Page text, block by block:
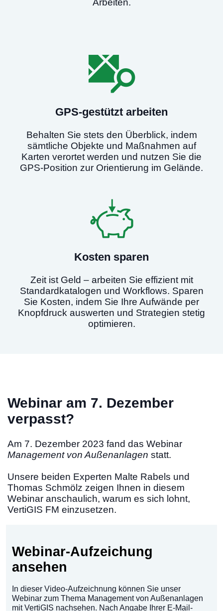
GPS-gestützt arbeiten
Behalten Sie stets den Überblick, indem
sämtliche Objekte und Maßnahmen auf
Karten verortet werden und nutzen Sie die
GPS-Position zur Orientierung im Gelände.
Kosten sparen
Zeit ist Geld – arbeiten Sie effizient mit
Standardkatalogen und Workflows. Sparen
Sie Kosten, indem Sie Ihre Aufwände per
Knopfdruck auswerten und Strategien stetig
optimieren.
Webinar am 7. Dezember
verpasst?
Am 7. Dezember 2023 fand das Webinar
Management von Außenanlagen statt.
Unsere beiden Experten Malte Rabels und
Thomas Schmölz zeigen Ihnen in diesem
Webinar anschaulich, warum es sich lohnt,
VertiGIS FM einzusetzen.
Webinar-Aufzeichung
ansehen
In dieser Video-Aufzeichnung können Sie unser
Webinar zum Thema Management von Außenanlagen
mit VertiGIS nachsehen. Nach Angabe Ihrer E-Mail-